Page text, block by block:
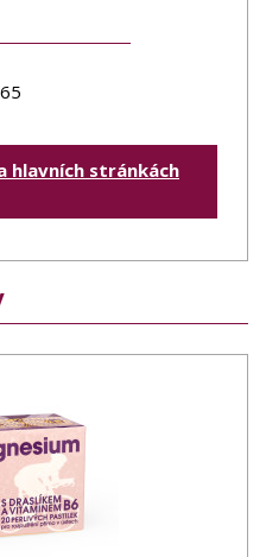
hlavních stránkách